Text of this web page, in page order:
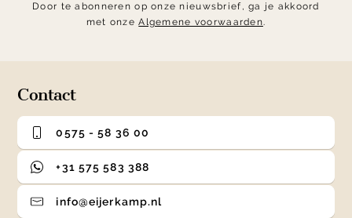
Door te abonneren op onze nieuwsbrief, ga je akkoord
met onzeAlgemene voorwaarden.
Contact
0575 - 58 36 00
+31 575 583 388
info@eijerkamp.nl